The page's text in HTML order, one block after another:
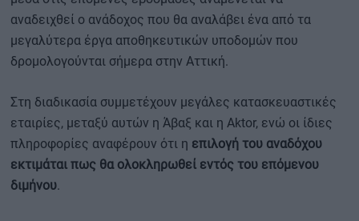
αναδειχθεί ο ανάδοχος που θα αναλάβει ένα από τα
μεγαλύτερα έργα αποθηκευτικών υποδομών που
δρομολογούνται σήμερα στην Αττική.
Στη διαδικασία συμμετέχουν μεγάλες κατασκευαστικές
εταιρίες, μεταξύ αυτών η Άβαξ και η Aktor, ενώ οι ίδιες
πληροφορίες αναφέρουν ότι η επιλογή του αναδόχου
εκτιμάται πως θα ολοκληρωθεί εντός του επόμενου
διμήνου.